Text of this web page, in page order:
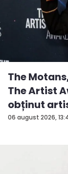
06 august 2026,
The
The Artist
obținut